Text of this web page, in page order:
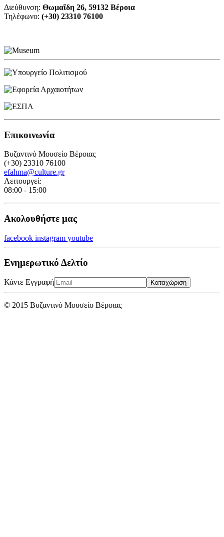
Διεύθυνση: Θωμαΐδη 26, 59132 Βέροια
Τηλέφωνο: (+30) 23310 76100
Επικοινωνία
Βυζαντινό Μουσείο Βέροιας
(+30) 23310 76100
efahma@culture.gr
Λειτουργεί:
08:00 - 15:00
Ακολουθήστε μας
facebook instagram youtube
Ενημερωτικό Δελτίο
Κάντε Εγγραφή Καταχώριση
© 2015 Βυζαντινό Μουσείο Βέροιας